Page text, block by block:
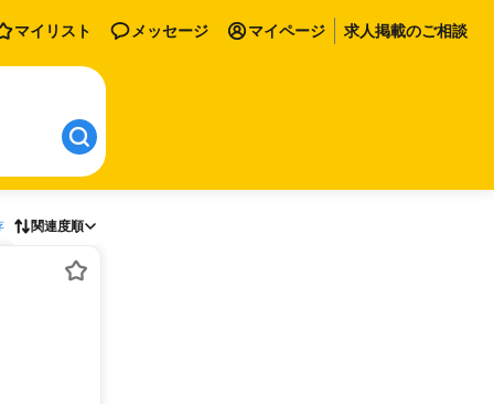
マイリスト メッセージ マイページ 求人掲載のご相談
関連度順